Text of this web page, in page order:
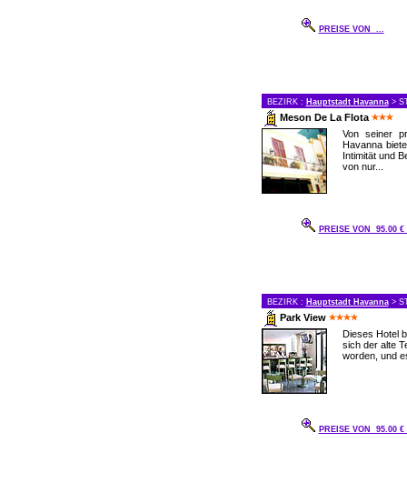
PREISE VON ...
BEZIRK : Hauptstadt Havanna>
Meson De La Flota
Von seiner
Havanna
Intimität und
von nur...
PREISE VON 95.00
BEZIRK : Hauptstadt Havanna>
Park View
Dieses Hotel
sich der alte
worden, und
PREISE VON 95.00